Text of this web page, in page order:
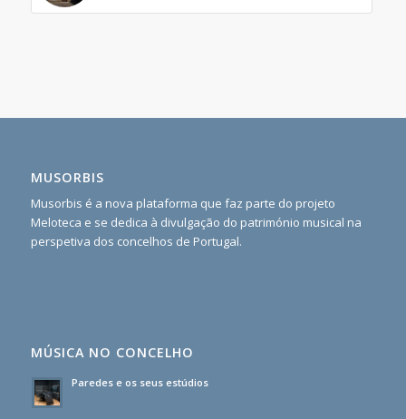
MUSORBIS
Musorbis é a nova plataforma que faz parte do projeto
Meloteca e se dedica à divulgação do património musical na
perspetiva dos concelhos de Portugal.
MÚSICA NO CONCELHO
Paredes e os seus estúdios